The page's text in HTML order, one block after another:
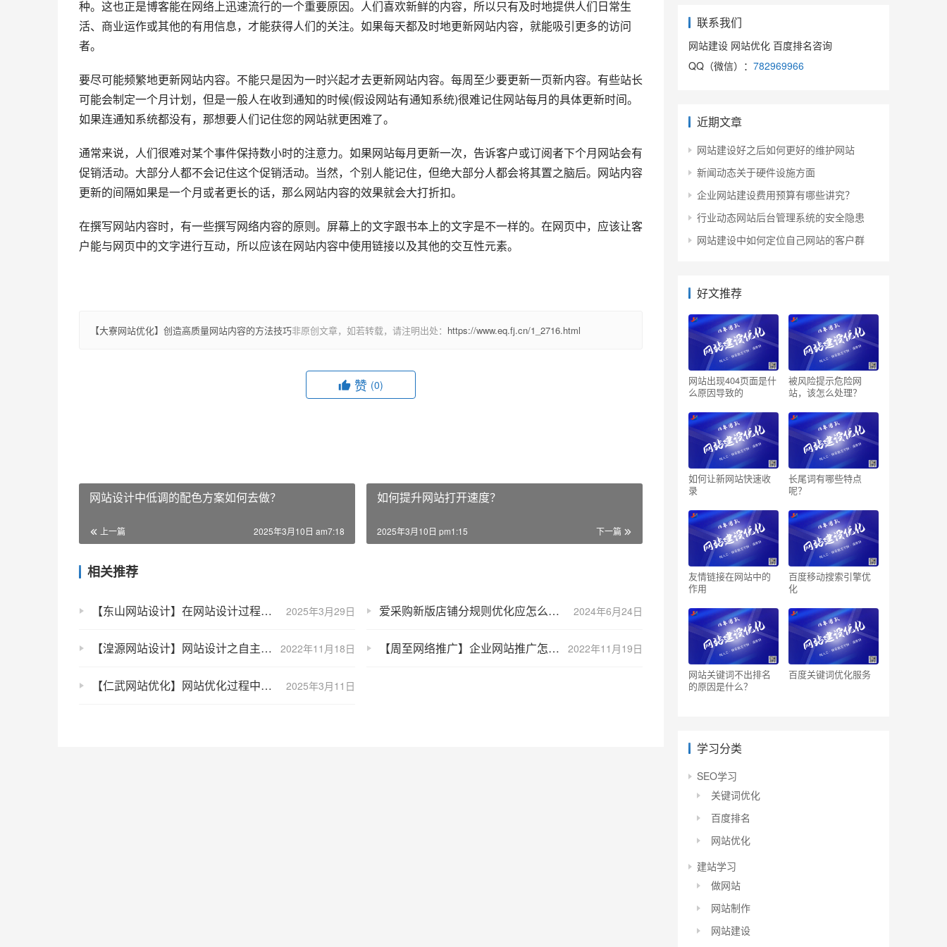
种。这也正是博客能在网络上迅速流行的一个重要原因。人们喜欢新鲜的内容，所以只有及时地提供人们日常生
活、商业运作或其他的有用信息，才能获得人们的关注。如果每天都及时地更新网站内容，就能吸引更多的访问
者。
要尽可能频繁地更新网站内容。不能只是因为一时兴起才去更新网站内容。每周至少要更新一页新内容。有些站长
可能会制定一个月计划，但是一般人在收到通知的时候(假设网站有通知系统)很难记住网站每月的具体更新时间。
如果连通知系统都没有，那想要人们记住您的网站就更困难了。
通常来说，人们很难对某个事件保持数小时的注意力。如果网站每月更新一次，告诉客户或订阅者下个月网站会有
促销活动。大部分人都不会记住这个促销活动。当然，个别人能记住，但绝大部分人都会将其置之脑后。网站内容
更新的间隔如果是一个月或者更长的话，那么网站内容的效果就会大打折扣。
在撰写网站内容时，有一些撰写网络内容的原则。屏幕上的文字跟书本上的文字是不一样的。在网页中，应该让客
户能与网页中的文字进行互动，所以应该在网站内容中使用链接以及其他的交互性元素。
【大寮网站优化】创造高质量网站内容的方法技巧非原创文章，如若转载，请注明出处： https://www.eq.fj.cn/1_2716.html
赞 (0)
网站设计中低调的配色方案如何去做？
上一篇 2025年3月10日 am7:18
如何提升网站打开速度？
下一篇
2025年3月10日 pm1:15
相关推荐
2025年3月29日
【东山网站设计】在网站设计过程中要考虑哪些内容？ 2024年6月24日
爱采购新版店铺分规则优化应怎么做？
2022年11月18日
【湟源网站设计】网站设计之自主认证的流程介绍 2022年11月19日
【周至网络推广】企业网站推广怎么做？企业网站推广的方法
2025年3月11日
【仁武网站优化】网站优化过程中需要注意的细节地方
联系我们
网站建设 网站优化 百度排名咨询
QQ（微信）： 782969966
近期文章
网站建设好之后如何更好的维护网站
新闻动态关于硬件设施方面
企业网站建设费用预算有哪些讲究？
行业动态网站后台管理系统的安全隐患
网站建设中如何定位自己网站的客户群
好文推荐
网站出现404页面是什
么原因导致的
被风险提示危险网
站，该怎么处理？
如何让新网站快速收
录
长尾词有哪些特点
呢？
友情链接在网站中的
作用
百度移动搜索引擎优
化
网站关键词不出排名
的原因是什么？
百度关键词优化服务
学习分类
SEO学习
关键词优化
百度排名
网站优化
建站学习
做网站
网站制作
网站建设